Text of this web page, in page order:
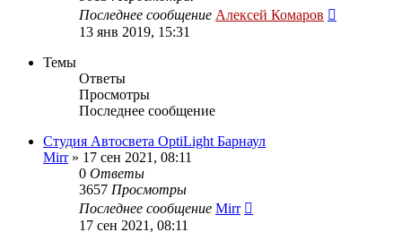
Последнее сообщение Алексей Комаров
13 янв 2019, 15:31
Темы
Ответы
Просмотры
Последнее сообщение
Студия Автосвета OptiLight Барнаул
Mirr» 17 сен 2021, 08:11
0 Ответы
3657 Просмотры
Последнее сообщение Mirr
17 сен 2021, 08:11